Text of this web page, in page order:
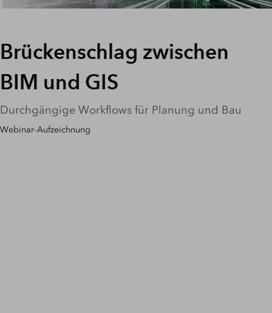
Brückenschlag zwischen
BIM und GIS
Durchgängige Workflows für Planung und Bau
Webinar-Aufzeichnung